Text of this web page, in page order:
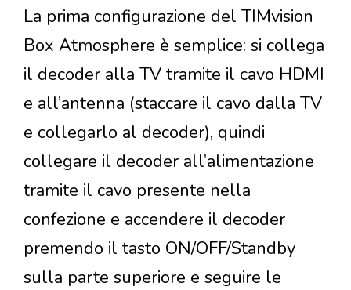
La prima configurazione del TIMvision
Box Atmosphere è semplice: si collega
il decoder alla TV tramite il cavo HDMI
e all’antenna (staccare il cavo dalla TV
e collegarlo al decoder), quindi
collegare il decoder all’alimentazione
tramite il cavo presente nella
confezione e accendere il decoder
premendo il tasto ON/OFF/Standby
sulla parte superiore e seguire le